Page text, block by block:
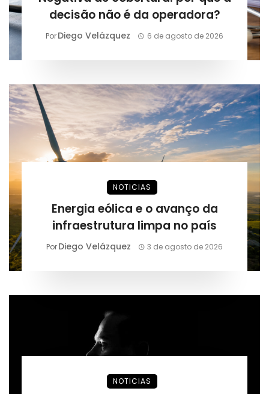
decisão não é da operadora?
PorDiego Velázquez 6 de agosto de 2026
NOTICIAS
Energia eólica e o avanço da
infraestrutura limpa no país
PorDiego Velázquez 3 de agosto de 2026
NOTICIAS